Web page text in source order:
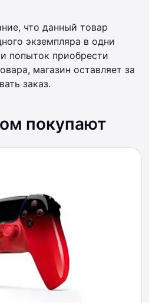
что данный товар
экземпляра в одни
попыток приобрести
магазин оставляет за
заказ.
покупают